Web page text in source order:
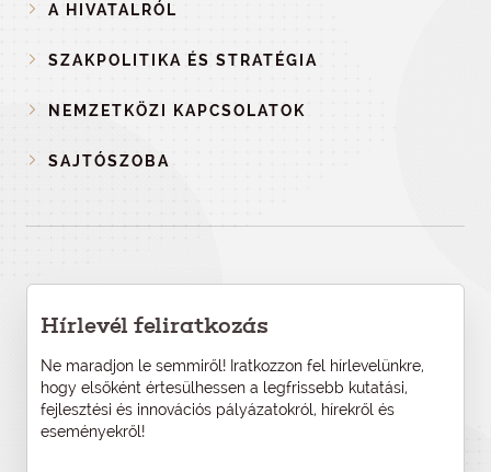
A HIVATALRÓL
SZAKPOLITIKA ÉS STRATÉGIA
NEMZETKÖZI KAPCSOLATOK
SAJTÓSZOBA
Hírlevél feliratkozás
Ne maradjon le semmiről! Iratkozzon fel hírlevelünkre,
hogy elsőként értesülhessen a legfrissebb kutatási,
fejlesztési és innovációs pályázatokról, hírekről és
eseményekről!